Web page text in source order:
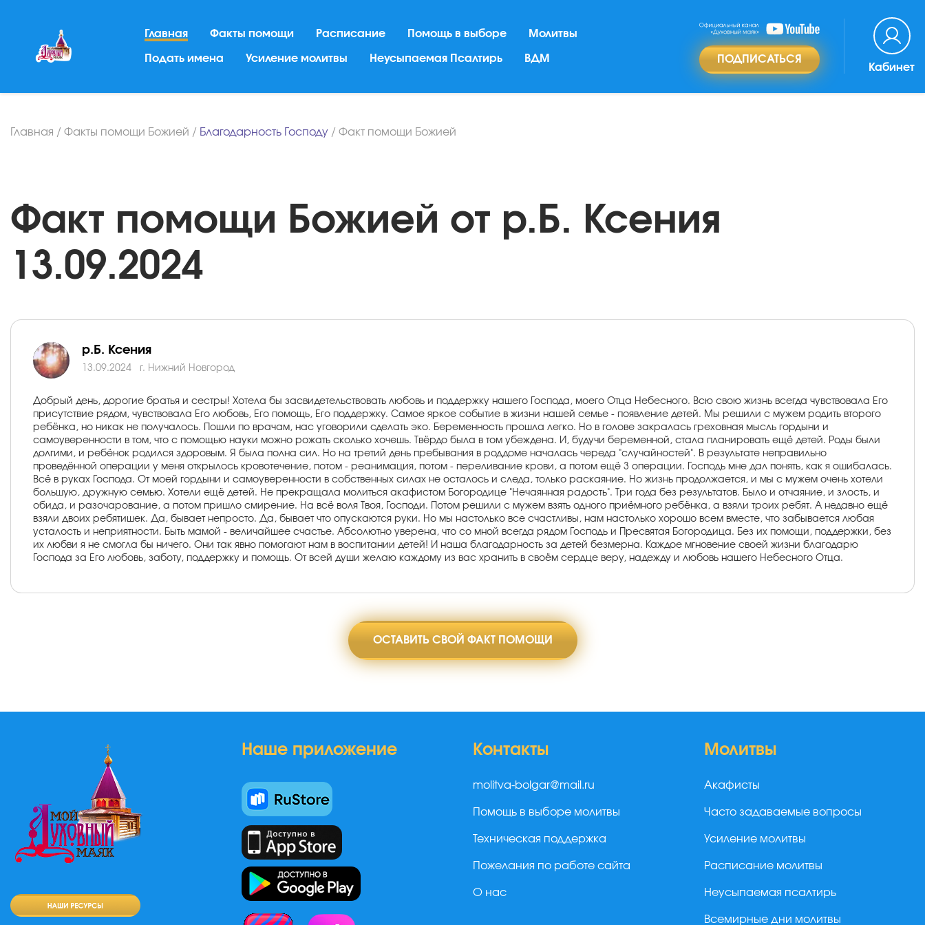
Главная Факты помощи Расписание Помощь в выборе Молитвы
Подать имена Усиление молитвы Неусыпаемая Псалтирь ВДМ ПОДПИСАТЬСЯ
Кабинет
Главная / Факты помощи Божией / Благодарность Господу / Факт помощи Божией
Факт помощи Божией от р.Б. Ксения
13.09.2024
р.Б. Ксения
13.09.2024 г. Нижний Новгород
Добрый день, дорогие братья и сестры! Хотела бы засвидетельствовать любовь и поддержку нашего Господа, моего Отца Небесного. Всю свою жизнь всегда чувствовала Его
присутствие рядом, чувствовала Его любовь, Его помощь, Его поддержку. Самое яркое событие в жизни нашей семье - появление детей. Мы решили с мужем родить второго
ребёнка, но никак не получалось. Пошли по врачам, нас уговорили сделать эко. Беременность прошла легко. Но в голове закралась греховная мысль гордыни и
самоуверенности в том, что с помощью науки можно рожать сколько хочешь. Твёрдо была в том убеждена. И, будучи беременной, стала планировать ещё детей. Роды были
долгими, и ребёнок родился здоровым. Я была полна сил. Но на третий день пребывания в роддоме началась череда "случайностей". В результате неправильно
проведённой операции у меня открылось кровотечение, потом - реанимация, потом - переливание крови, а потом ещё 3 операции. Господь мне дал понять, как я ошибалась.
Всё в руках Господа. От моей гордыни и самоуверенности в собственных силах не осталось и следа, только раскаяние. Но жизнь продолжается, и мы с мужем очень хотели
большую, дружную семью. Хотели ещё детей. Не прекращала молиться акафистом Богородице "Нечаянная радость". Три года без результатов. Было и отчаяние, и злость, и
обида, и разочарование, а потом пришло смирение. На всё воля Твоя, Господи. Потом решили с мужем взять одного приёмного ребёнка, а взяли троих ребят. А недавно ещё
взяли двоих ребятишек. Да, бывает непросто. Да, бывает что опускаются руки. Но мы настолько все счастливы, нам настолько хорошо всем вместе, что забывается любая
усталость и неприятности. Быть мамой - величайшее счастье. Абсолютно уверена, что со мной всегда рядом Господь и Пресвятая Богородица. Без их помощи, поддержки, без
их любви я не смогла бы ничего. Они так явно помогают нам в воспитании детей! И наша благодарность за детей безмерна. Каждое мгновение своей жизни благодарю
Господа за Его любовь, заботу, поддержку и помощь. От всей души желаю каждому из вас хранить в своём сердце веру, надежду и любовь нашего Небесного Отца.
ОСТАВИТЬ СВОЙ ФАКТ ПОМОЩИ
Наше приложение Контакты
molitva-bolgar@mail.ru
Помощь в выборе молитвы
Техническая поддержка
Пожелания по работе сайта
О нас
Молитвы
Акафисты
Часто задаваемые вопросы
Усиление молитвы
Расписание молитвы
Неусыпаемая псалтирь
Всемирные дни молитвы